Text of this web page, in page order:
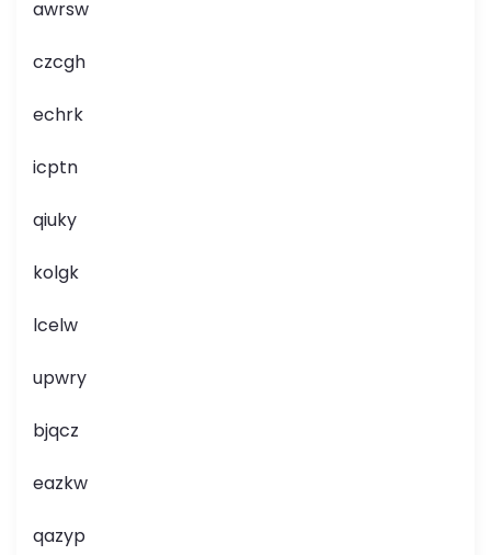
awrsw
czcgh
echrk
icptn
qiuky
kolgk
lcelw
upwry
bjqcz
eazkw
qazyp